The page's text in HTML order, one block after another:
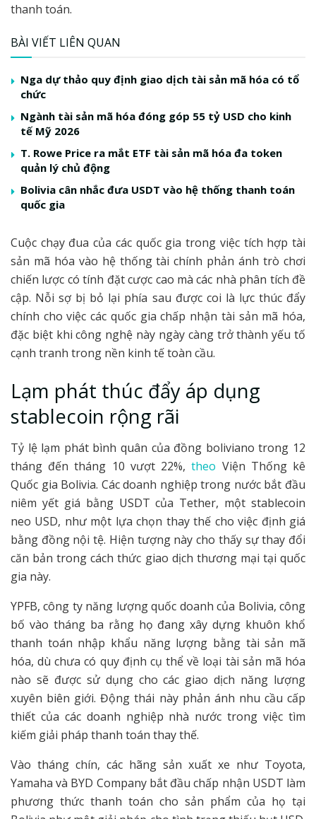
thanh toán.
BÀI VIẾT LIÊN QUAN
Nga dự thảo quy định giao dịch tài sản mã hóa có tổ
chức
Ngành tài sản mã hóa đóng góp 55 tỷ USD cho kinh
tế Mỹ 2026
T. Rowe Price ra mắt ETF tài sản mã hóa đa token
quản lý chủ động
Bolivia cân nhắc đưa USDT vào hệ thống thanh toán
quốc gia
Cuộc chạy đua của các quốc gia trong việc tích hợp tài
sản mã hóa vào hệ thống tài chính phản ánh trò chơi
chiến lược có tính đặt cược cao mà các nhà phân tích đề
cập. Nỗi sợ bị bỏ lại phía sau được coi là lực thúc đẩy
chính cho việc các quốc gia chấp nhận tài sản mã hóa,
đặc biệt khi công nghệ này ngày càng trở thành yếu tố
cạnh tranh trong nền kinh tế toàn cầu.
Lạm phát thúc đẩy áp dụng
stablecoin rộng rãi
Tỷ lệ lạm phát bình quân của đồng boliviano trong 12
tháng đến tháng 10 vượt 22%,theo Viện Thống kê
Quốc gia Bolivia. Các doanh nghiệp trong nước bắt đầu
niêm yết giá bằng USDT của Tether, một stablecoin
neo USD, như một lựa chọn thay thế cho việc định giá
bằng đồng nội tệ. Hiện tượng này cho thấy sự thay đổi
căn bản trong cách thức giao dịch thương mại tại quốc
gia này.
YPFB, công ty năng lượng quốc doanh của Bolivia, công
bố vào tháng ba rằng họ đang xây dựng khuôn khổ
thanh toán nhập khẩu năng lượng bằng tài sản mã
hóa, dù chưa có quy định cụ thể về loại tài sản mã hóa
nào sẽ được sử dụng cho các giao dịch năng lượng
xuyên biên giới. Động thái này phản ánh nhu cầu cấp
thiết của các doanh nghiệp nhà nước trong việc tìm
kiếm giải pháp thanh toán thay thế.
Vào tháng chín, các hãng sản xuất xe như Toyota,
Yamaha và BYD Company bắt đầu chấp nhận USDT làm
phương thức thanh toán cho sản phẩm của họ tại